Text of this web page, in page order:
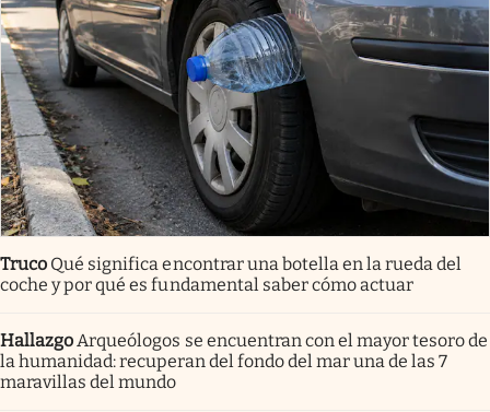
Truco Qué significa encontrar una botella en la rueda del
coche y por qué es fundamental saber cómo actuar
Hallazgo Arqueólogos se encuentran con el mayor tesoro de
la humanidad: recuperan del fondo del mar una de las 7
maravillas del mundo